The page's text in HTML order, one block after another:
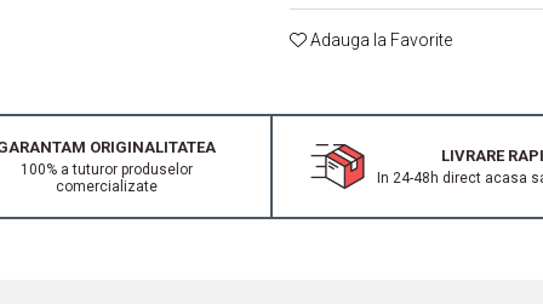
Adauga la Favorite
ORIGINALITATEA
100% a tuturor produselor
comercializate
LIVRARE
In 24-48h direct acasa